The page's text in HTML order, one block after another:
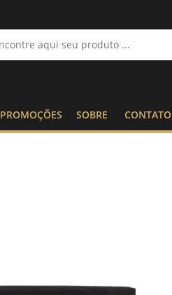
PROMOÇÕES SOBRE CONTATO